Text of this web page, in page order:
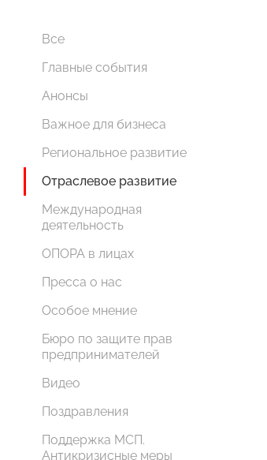
Все
Главные события
Анонсы
Важное для бизнеса
Региональное развитие
Отраслевое развитие
Международная
деятельность
ОПОРА в лицах
Пресса о нас
Особое мнение
Бюро по защите прав
предпринимателей
Видео
Поздравления
Поддержка МСП.
Антикризисные меры